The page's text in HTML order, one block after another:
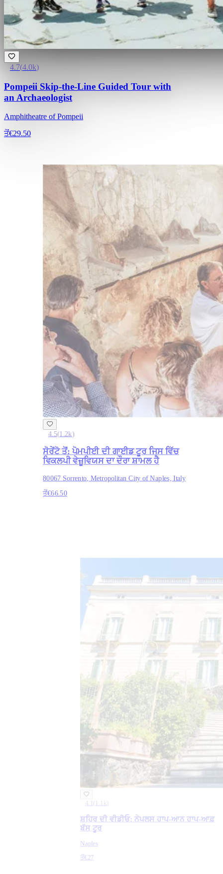
4.7(4.0k)
Pompeii Skip-the-Line Guided Tour with
an Archaeologist
Amphitheatre of Pompeii
ਤੋਂ€29.50
4.5(1.2k)
ਸੋਰੇਂਟੋ ਤੋਂ: ਪੋਮਪੀਈ ਦੀ ਗਾਈਡ ਟੂਰ ਜਿਸ ਵਿੱਚ
ਵਿਕਲਪੀ ਵੇਜ਼ੂਵਿਯਸ ਦਾ ਦੌਰਾ ਸ਼ਾਮਲ ਹੈ
80067 Sorrento, Metropolitan City of Naples, Italy
ਤੋਂ€66.50
4.1 ( 1.1k )
ਸ਼ਹਿਰ ਦੀ ਵੀਡੀਓ: ਨੇਪਲਸ ਹਾਪ-ਆਨ ਹਾਪ-ਆਫ਼
ਬੱਸ ਟੂਰ
Naples
ਤੋਂ€27